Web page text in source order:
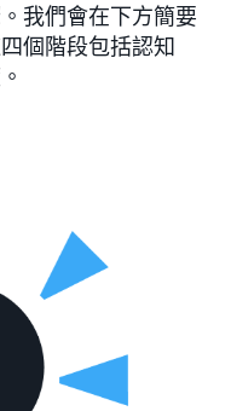
我們會在下方簡要
個階段包括認知